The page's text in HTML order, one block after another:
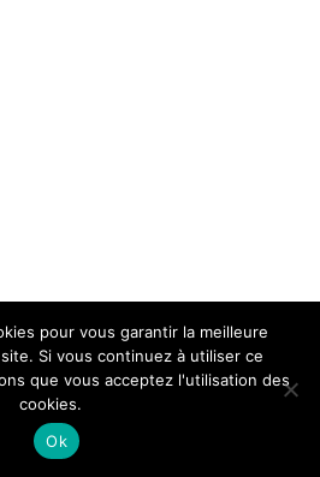
pour vous garantir la meilleure
Si vous continuez à utiliser ce
que vous acceptez l'utilisation des
cookies.
Ok